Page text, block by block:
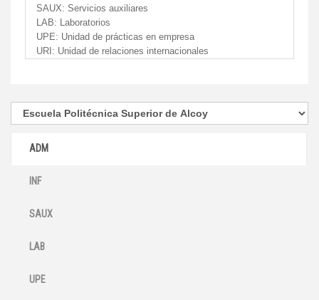
SAUX: Servicios auxiliares
LAB: Laboratorios
UPE: Unidad de prácticas en empresa
URI: Unidad de relaciones internacionales
ADM
INF
SAUX
LAB
UPE